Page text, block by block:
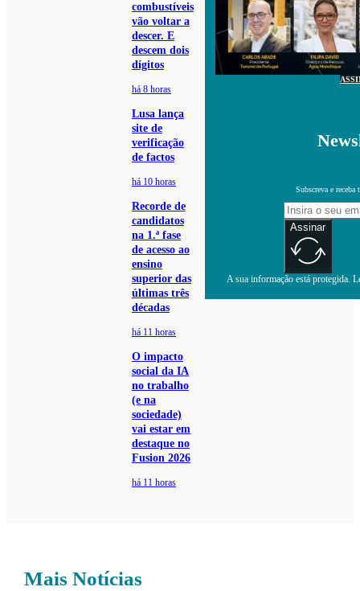
combustíveis
vão voltar a
descer. E
descem dois
dígitos
há 8 horas
Lusa lança
site de
verificação
de factos
há 10 horas
Recorde de
candidatos
na 1.ª fase
de acesso ao
ensino
superior das
últimas três
décadas
há 11 horas
O impacto
social da IA
no trabalho
(e na
sociedade)
vai estar em
destaque no
Fusion 2026
há 11 horas
Subscreva e receba
Assinar
A sua informação está protegida.
Mais Notícias